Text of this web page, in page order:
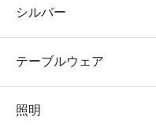
シルバー
テーブルウェア
照明